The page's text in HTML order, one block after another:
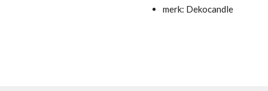
merk: Dekocandle